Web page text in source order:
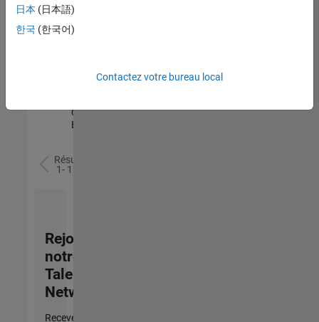
Senior Software Quality Engineer
Senior
Engineer
qualité |
Expérimenté(e)
Résultats
1- 1 de
Rejoignez
notre
Talent
Network
Recevez
日本 (日本語)
한국 (한국어)
Contactez votre bureau local